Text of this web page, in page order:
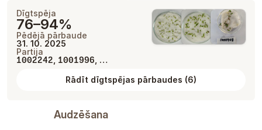
Dīgtspēja
76–94%
Pēdējā pārbaude
31. 10. 2025
Partija
1002242 1001996 , …
Rādīt dīgtspējas pārbaudes (6)
Audzēšana